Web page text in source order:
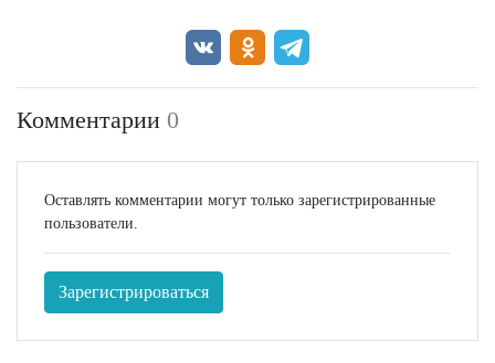
Комментарии 0
Оставлять комментарии могут только зарегистрированные
пользователи.
Зарегистрироваться